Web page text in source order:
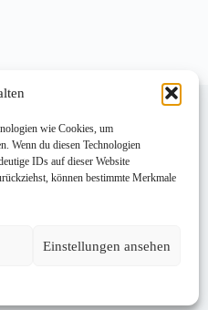
wie Cookies, um
Wenn du diesen Technologien
IDs auf dieser Website
können bestimmte Merkmale
Einstellungen ansehen
check
im